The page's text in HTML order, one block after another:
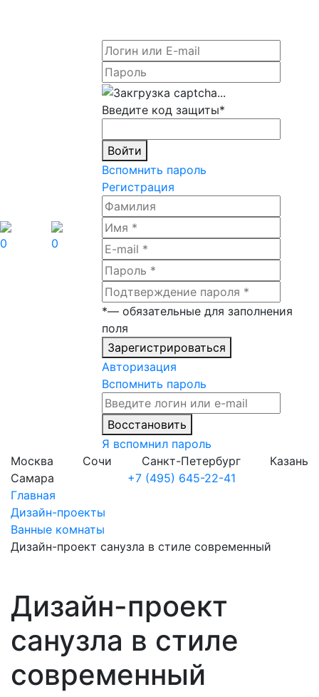
0 0
Введите код защиты*
Войти
Вспомнить пароль
Регистрация
*— обязательные для заполнения
поля
Зарегистрироваться
Авторизация
Вспомнить пароль
Восстановить
Я вспомнил пароль
Москва
Сочи Санкт-Петербург
Казань
Самара
+7 (495) 645-22-41
Главная
Дизайн-проекты
Ванные комнаты
Дизайн-проект санузла в стиле современный
Дизайн-проект
санузла в стиле
современный